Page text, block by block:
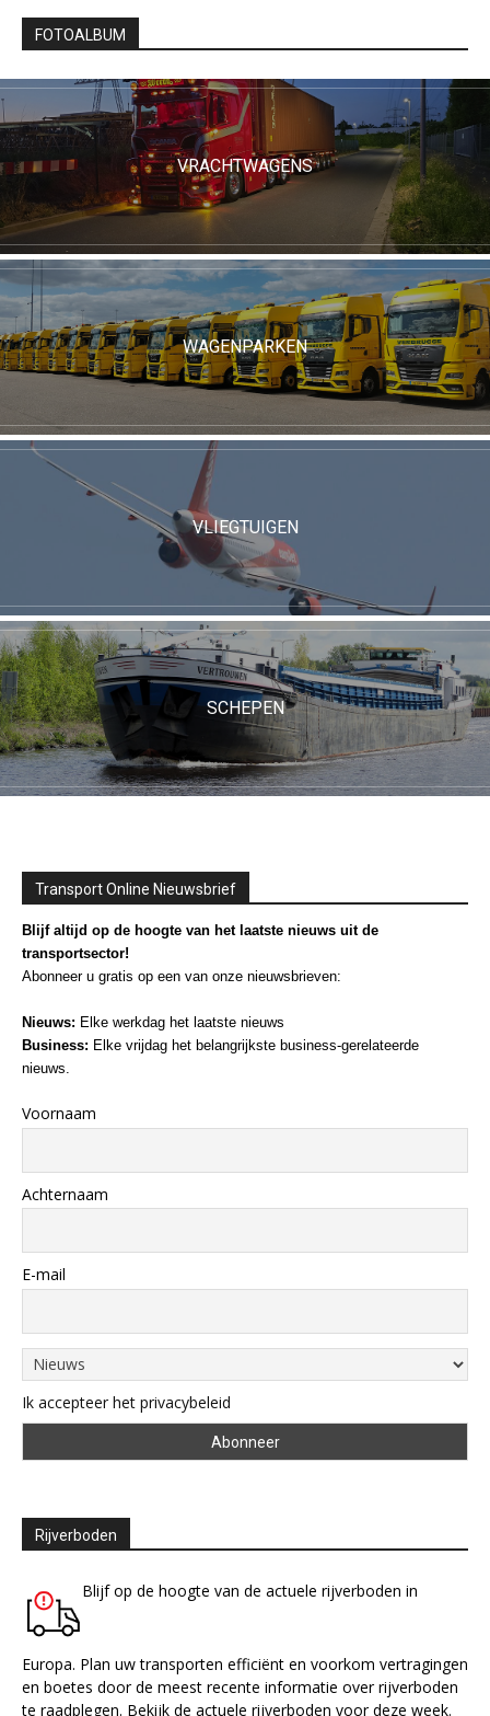
FOTOALBUM
VRACHTWAGENS
WAGENPARKEN
VLIEGTUIGEN
SCHEPEN
Transport Online Nieuwsbrief
Blijf altijd op de hoogte van het laatste nieuws uit de
transportsector!
Abonneer u gratis op een van onze nieuwsbrieven:
Nieuws: Elke werkdag het laatste nieuws
Business: Elke vrijdag het belangrijkste business-gerelateerde
nieuws.
Voornaam
Achternaam
E-mail
Ik accepteer het privacybeleid
Rijverboden
Blijf op de hoogte van de actuele rijverboden in
Europa. Plan uw transporten efficiënt en voorkom vertragingen
en boetes door de meest recente informatie over rijverboden
te raadplegen. Bekijk de actuele rijverboden voor deze week.